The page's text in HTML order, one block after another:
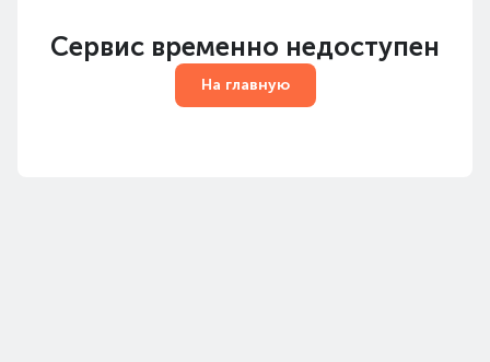
Сервис временно недоступен
На главную